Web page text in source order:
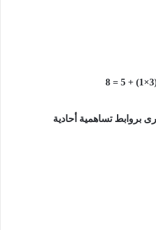
بروابط تساهمية أحادية